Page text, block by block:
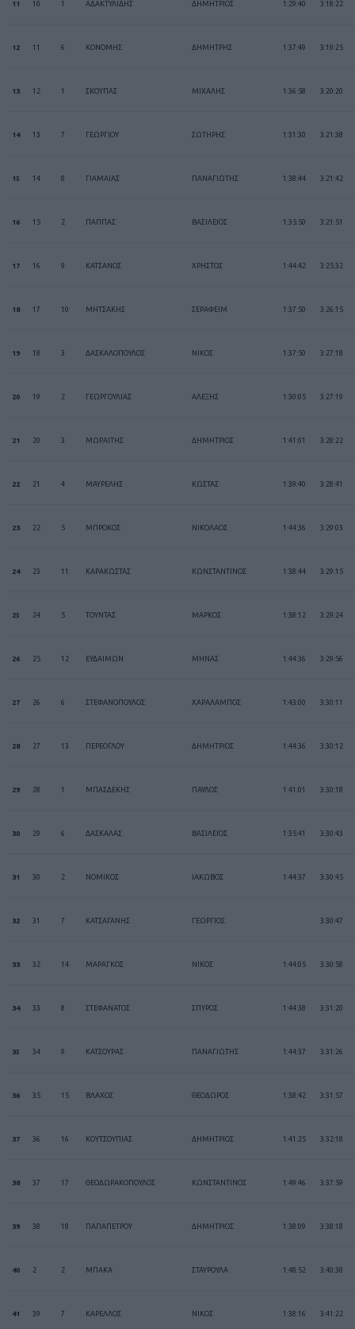
11 10 1 ΑΔΑΚΤΥΛΙΔΗΣ ΔΗΜΗΤΡΙΟΣ 1:29:40 3:18:22
12 11 6 ΚΟΝΟΜΗΣ ΔΗΜΗΤΡΗΣ 1:37:49 3:19:25
13 12 1 ΣΚΟΥΠΑΣ ΜΙΧΑΛΗΣ 1:36:58 3:20:20
14 13 7 ΓΕΩΡΓΙΟΥ ΣΩΤΗΡΗΣ 1:31:30 3:21:38
15 14 8 ΓΙΑΜΑΙΑΣ ΠΑΝΑΓΙΩΤΗΣ 1:38:44 3:21:42
16 15 2 ΠΑΠΠΑΣ ΒΑΣΙΛΕΙΟΣ 1:35:50 3:21:51
17 16 9 ΚΑΤΣΑΝΟΣ ΧΡΗΣΤΟΣ 1:44:42 3:25:32
18 17 10 ΜΗΤΣΑΚΗΣ ΣΕΡΑΦΕΙΜ 1:37:50 3:26:15
19 18 3 ΔΑΣΚΑΛΟΠΟΥΛΟΣ ΝΙΚΟΣ 1:37:50 3:27:18
20 19 2 ΓΕΩΡΓΟΥΛΙΑΣ ΑΛΕΞΗΣ 1:30:05 3:27:19
21 20 3 ΜΩΡΑΙΤΗΣ ΔΗΜΗΤΡΙΟΣ 1:41:01 3:28:22
22 21 4 ΜΑΥΡΕΛΗΣ ΚΩΣΤΑΣ 1:39:40 3:28:41
23 22 5 ΜΠΡΟΚΟΣ ΝΙΚΟΛΑΟΣ 1:44:36 3:29:03
24 23 11 ΚΑΡΑΚΩΣΤΑΣ ΚΩΝΣΤΑΝΤΙΝΟΣ 1:38:44 3:29:15
25 24 5 ΤΟΥΝΤΑΣ ΜΑΡΚΟΣ 1:38:12 3:29:24
26 25 12 ΕΥΔΑΙΜΩΝ ΜΗΝΑΣ 1:44:36 3:29:56
27 26 6 ΣΤΕΦΑΝΟΠΟΥΛΟΣ ΧΑΡΑΛΑΜΠΟΣ 1:43:00 3:30:11
28 27 13 ΠΕΡΕΟΓΛΟΥ ΔΗΜΗΤΡΙΟΣ 1:44:36 3:30:12
29 28 1 ΜΠΑΣΔΕΚΗΣ ΠΑΥΛΟΣ 1:41:01 3:30:18
30 29 6 ΔΑΣΚΑΛΑΣ ΒΑΣΙΛΕΙΟΣ 1:35:41 3:30:43
31 30 2 ΝΟΜΙΚΟΣ ΙΑΚΩΒΟΣ 1:44:37 3:30:45
32 31 7 ΚΑΤΣΑΓΑΝΗΣ ΓΕΩΡΓΙΟΣ 3:30:47
33 32 14 ΜΑΡΑΓΚΟΣ ΝΙΚΟΣ 1:44:05 3:30:58
34 33 8 ΣΤΕΦΑΝΑΤΟΣ ΣΠΥΡΟΣ 1:44:38 3:31:20
35 34 9 ΚΑΤΣΟΥΡΑΣ ΠΑΝΑΓΙΩΤΗΣ 1:44:37 3:31:26
36 35 15 ΒΛΑΧΟΣ ΘΕΟΔΩΡΟΣ 1:38:42 3:31:57
37 36 16 ΚΟΥΤΣΟΥΠΙΑΣ ΔΗΜΗΤΡΙΟΣ 1:41:25 3:32:18
38 37 17 ΘΕΟΔΩΡΑΚΟΠΟΥΛΟΣ ΚΩΝΣΤΑΝΤΙΝΟΣ 1:49:46 3:37:59
39 38 18 ΠΑΠΑΠΕΤΡΟΥ ΔΗΜΗΤΡΙΟΣ 1:38:09 3:38:18
40 2 2 ΜΠΑΚΑ ΣΤΑΥΡΟΥΛΑ 1:48:52 3:40:38
41 39 7 ΚΑΡΕΛΛΟΣ ΝΙΚΟΣ 1:38:16 3:41:22